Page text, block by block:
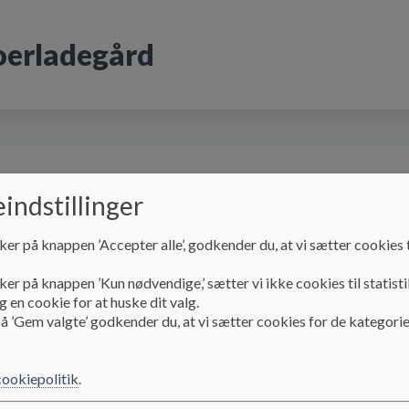
Voerladegård Børnehus
og antimobbestrategi
på knappen ’Accepter alle’, godkender du, at vi sætter
på knappen ’Kun nødvendige,’ sætter vi ikke cookies til
en cookie for at huske dit valg.
’Gem valgte’ godkender du, at vi sætter cookies for de
.